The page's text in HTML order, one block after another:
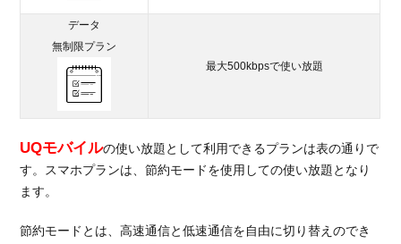
データ
無制限プラン
最大500kbpsで使い放題
UQモバイルの使い放題として利用できるプランは表の通りで
す。スマホプランは、節約モードを使用しての使い放題となり
ます。
節約モードとは、高速通信と低速通信を自由に切り替えのでき